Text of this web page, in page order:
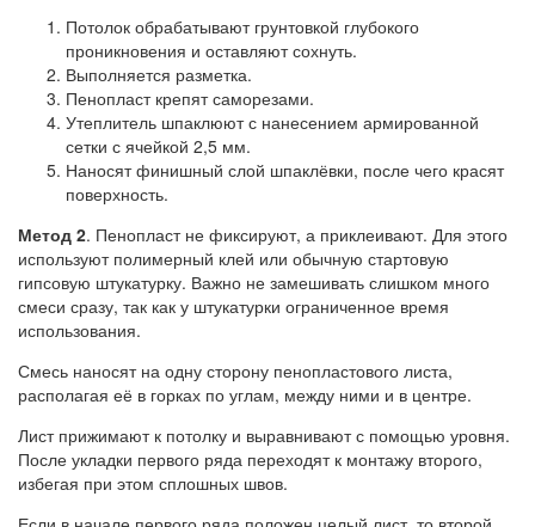
Потолок обрабатывают грунтовкой глубокого
проникновения и оставляют сохнуть.
Выполняется разметка.
Пенопласт крепят саморезами.
Утеплитель шпаклюют с нанесением армированной
сетки с ячейкой 2,5 мм.
Наносят финишный слой шпаклёвки, после чего красят
поверхность.
Метод 2. Пенопласт не фиксируют, а приклеивают. Для этого
используют полимерный клей или обычную стартовую
гипсовую штукатурку. Важно не замешивать слишком много
смеси сразу, так как у штукатурки ограниченное время
использования.
Смесь наносят на одну сторону пенопластового листа,
располагая её в горках по углам, между ними и в центре.
Лист прижимают к потолку и выравнивают с помощью уровня.
После укладки первого ряда переходят к монтажу второго,
избегая при этом сплошных швов.